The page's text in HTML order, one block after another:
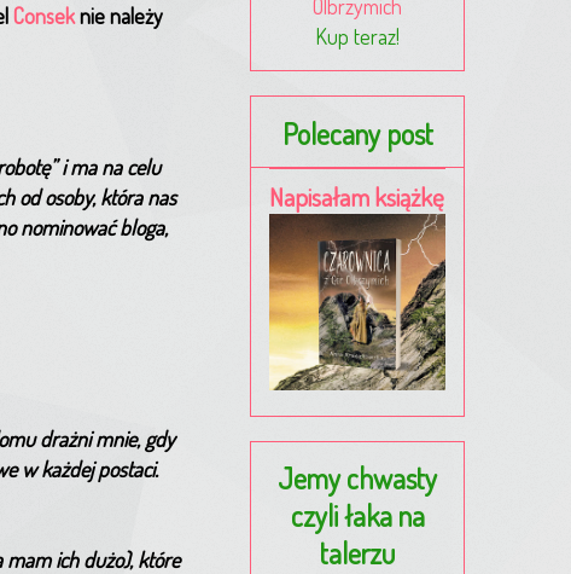
Conseknie należy
i ma na celu
od osoby, która nas
nominować bloga,
drażni mnie, gdy
w każdej postaci.
ich dużo), które
Kup teraz!
Polecany post
Napisałam książkę
Jemy chwasty
czyli łaka na
talerzu